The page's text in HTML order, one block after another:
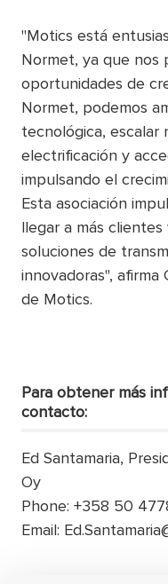
"Motics está
Normet, ya que nos
oportunidades de
Normet, podemos
tecnológica, escalar
electrificación y
impulsando el
Esta asociación
llegar a más
soluciones de
innovadoras",
de Motics.
Para obtener más
contacto:
Ed Santamaria,
Oy
Phone: +358 50
Email: